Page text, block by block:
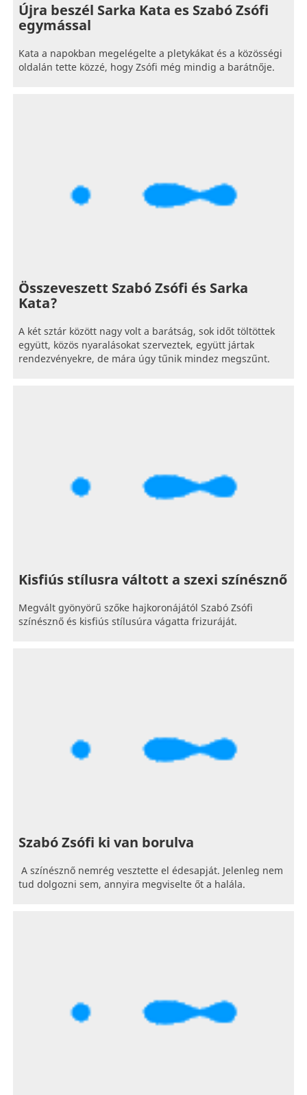
Újra beszél Sarka Kata es Szabó Zsófi
egymással
Kata a napokban megelégelte a pletykákat és a közösségi
oldalán tette közzé, hogy Zsófi még mindig a barátnője.
Összeveszett Szabó Zsófi és Sarka
Kata?
A két sztár között nagy volt a barátság, sok időt töltöttek
együtt, közös nyaralásokat szerveztek, együtt jártak
rendezvényekre, de mára úgy tűnik mindez megszűnt.
Kisfiús stílusra váltott a szexi színésznő
Megvált gyönyörű szőke hajkoronájától Szabó Zsófi
színésznő és kisfiús stílusúra vágatta frizuráját.
Szabó Zsófi ki van borulva
A színésznő nemrég vesztette el édesapját. Jelenleg nem
tud dolgozni sem, annyira megviselte őt a halála.